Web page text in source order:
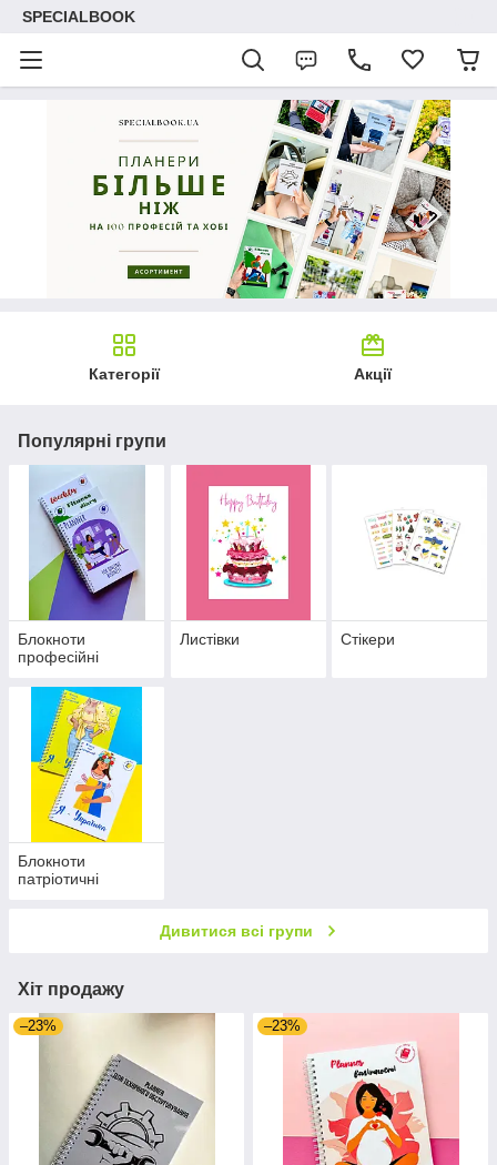
SPECIALBOOK
Категорії Акції
Популярні групи
Блокноти
професійні
Листівки Стікери
Блокноти
патріотичні
Дивитися всі групи
Хіт продажу
–23% –23%